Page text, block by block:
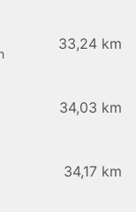
33,24 km
34,03 km
34,17 km